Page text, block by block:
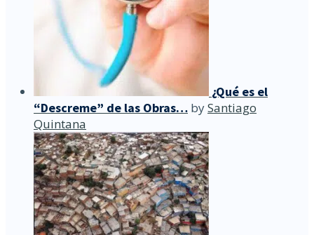
¿Qué es el
“Descreme” de las Obras… bySantiago
Quintana